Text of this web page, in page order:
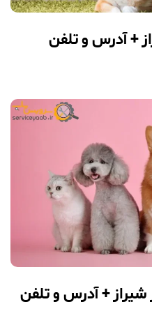
+ آدرس و تلفن
+ آدرس و تلفن